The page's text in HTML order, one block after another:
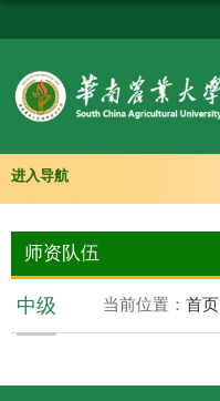
进入导航
师资队伍
当前位置： 首页
中级